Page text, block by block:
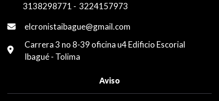
3138298771 - 3224157973
elcronistaibague@gmail.com
Carrera 3 no 8-39 oficina u4 Edificio Escorial
Ibagué - Tolima
Aviso